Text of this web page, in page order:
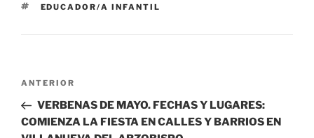
ETIQUETAS
EDUCADOR/A INFANTIL
Navegación
entradas
Entrada
anterior:
ANTERIOR
VERBENAS DE MAYO. FECHAS Y LUGARES:
COMIENZA LA FIESTA EN CALLES Y BARRIOS EN